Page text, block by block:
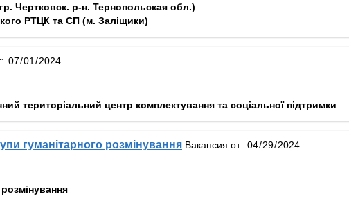
Чертковск. р-н. Тернопольская обл.)
РТЦК та СП (м. Заліщики)
територіальний центр комплектування та соціальної підтримки
гуманітарного розмінування Вакансия от:
розмінування